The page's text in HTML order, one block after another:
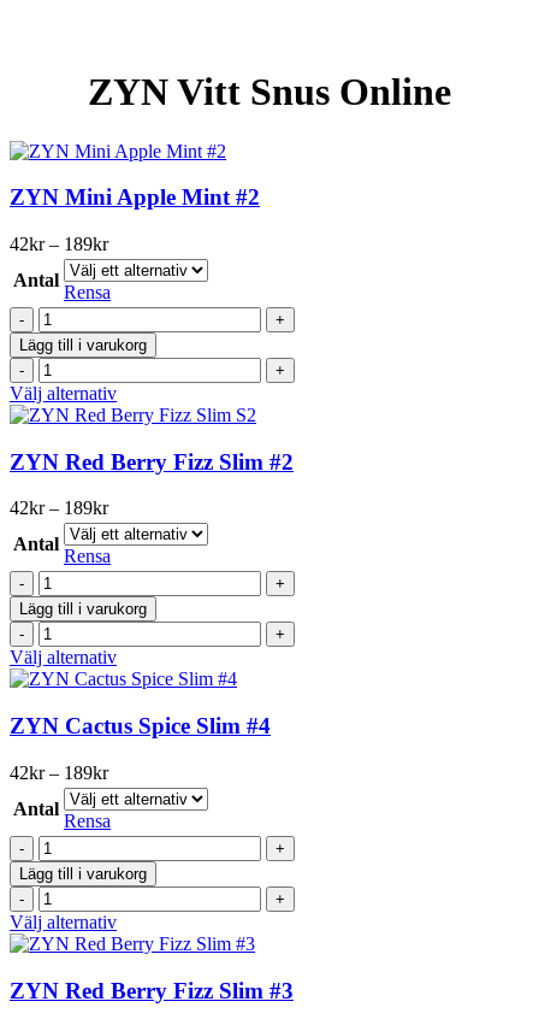
ZYN Vitt Snus Online
ZYN Mini Apple Mint #2
42kr – 189krPrisintervall:
42kr
till
189kr
Antal
Rensa
ZYN
Mini
Apple
Mint
#2
mängd
Lägg till i varukorg
ZYN
Mini
Apple
#2
mängd
Välj alternativDen
här
har
flera
De
olika
väljas
produktsidan
ZYN Red Berry Fizz Slim #2
42kr – 189krPrisintervall:
42kr
till
189kr
Antal
Rensa
ZYN
Red
Berry
Fizz
Slim
#2
Lägg till i varukorg
ZYN
Red
Berry
Slim
#2
mängd
Välj alternativDen
här
har
flera
De
olika
väljas
på
produktsidan
ZYN Cactus Spice Slim #4
42kr – 189krPrisintervall:
42kr
till
189kr
Antal
Rensa
ZYN
Cactus
Spice
Slim
#4
mängd
Lägg till i varukorg
ZYN
Cactus
Spice
#4
mängd
Välj alternativDen
här
har
flera
ZYN Red Berry Fizz Slim #3